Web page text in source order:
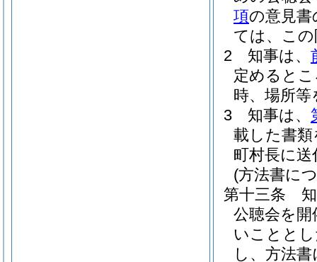
項の意見
ては、こ
2
知事は、
定めると
時、場所
3
知事は、
載した書
町村長に
(方法書に
第十三条
公聴会を
いことと
し、方法